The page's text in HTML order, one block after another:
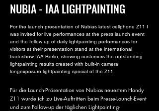
NUBIA - IAA LIGHTPAINTING
For the launch presentation of Nubias latest cellphone Z11 I
was invited for live performances at the press launch event
and the follow up of daily lightpainting performances for
visitors at their presentation stand at the international
tradeshow IAA Berlin, showing customers the outstanding
lightpainting results created with built-in camera
longexposure lightpainting special of the Z11.
Für die Launch-Präsentation von Nubias neuestem Handy
Z11 wurde ich zu Live-Auftritten beim Presse-Launch-Event
und zum Follow-up der täglichen Lightpainting-